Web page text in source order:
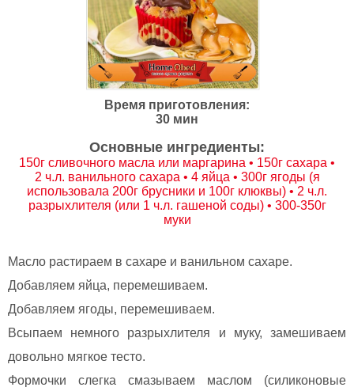
Время приготовления:
30 мин
Основные ингредиенты:
150г сливочного масла или маргарина • 150г сахара •
2 ч.л. ванильного сахара • 4 яйца • 300г ягоды (я
использовала 200г брусники и 100г клюквы) • 2 ч.л.
разрыхлителя (или 1 ч.л. гашеной соды) • 300-350г
муки
Масло растираем в сахаре и ванильном сахаре.
Добавляем яйца, перемешиваем.
Добавляем ягоды, перемешиваем.
Всыпаем немного разрыхлителя и муку, замешиваем
довольно мягкое тесто.
Формочки слегка смазываем маслом (силиконовые